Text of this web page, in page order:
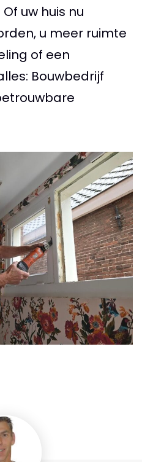
uw huis nu
u meer ruimte
of een
Bouwbedrijf